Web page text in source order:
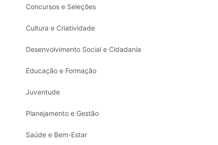
Concursos e Seleções
Cultura e Criatividade
Desenvolvimento Social e Cidadania
Educação e Formação
Juventude
Planejamento e Gestão
Saúde e Bem-Estar